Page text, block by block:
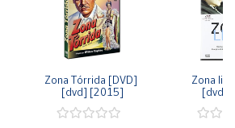
Zona Tórrida [DVD]
[dvd] [2015]
Zona
[dvd]